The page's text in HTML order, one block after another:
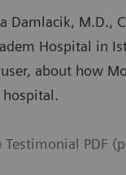
Damlacik, M.D.,
Hospital in
about how
PDF